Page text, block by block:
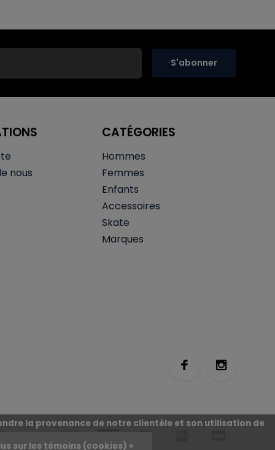
S'abonner
nous
CATÉGORIES
Hommes
Femmes
Enfants
Accessoires
Skate
Marques
la provenance de notre clientèle et son utilisation de
sur les témoins (cookies) »